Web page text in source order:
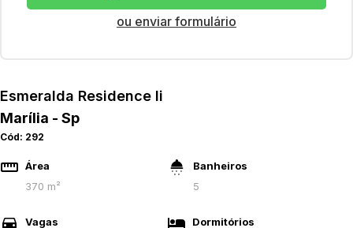
Esmeralda Residence Ii
Marília - Sp
Cód: 292
Área
370 m²
Banheiros
5
Vagas
Dormitórios
ou enviar formulário